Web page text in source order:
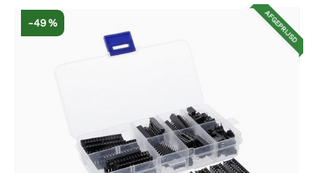
AFGEPRIJSD
-49 %